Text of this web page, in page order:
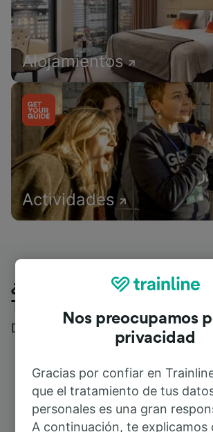
Alojamientos
Actividades
¿Qué piensan nuestros
Trainline?
Descubre reseñas reales de
Nos preocupamos
privacidad
Gracias por confiar en
que el tratamiento de tus
personales es una gran
A continuación, te explicamos